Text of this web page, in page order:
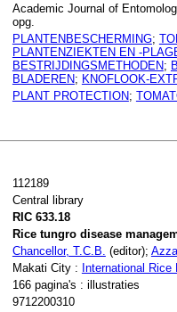
Academic Journal of
opg.
PLANTENBESCHERMING;
PLANTENZIEKTEN EN -
BESTRIJDINGSMETHODEN;
BLADEREN; KNOFLOOK-
PLANT PROTECTION;
112189
Central library
RIC 633.18
Rice tungro disease
Chancellor, T.C.B. (editor);
Makati City : International
166 pagina's : illustraties
9712200310